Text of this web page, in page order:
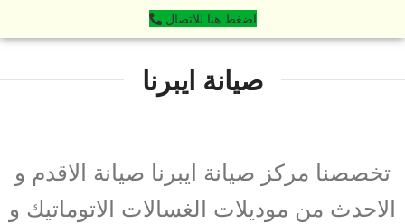
اضغط هنا للاتصال
صيانة ايبرنا
تخصصنا مركز صيانة ايبرنا صيانة الاقدم و
الاحدث من موديلات الغسالات الاتوماتيك و